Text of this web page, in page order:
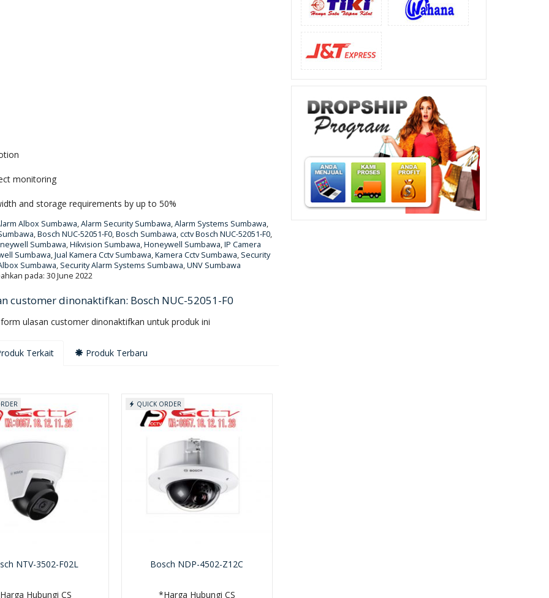
monitoring
and storage requirements by up to 50%
Albox Sumbawa,Alarm Security Sumbawa,Alarm Systems Sumbawa,
,Bosch NUC-52051-F0,Bosch Sumbawa,cctv Bosch NUC-52051-F0,
Sumbawa,Hikvision Sumbawa,Honeywell Sumbawa,IP Camera
Sumbawa,Jual Kamera Cctv Sumbawa,Kamera Cctv Sumbawa, Security
Sumbawa, Security Alarm Systems Sumbawa,UNV Sumbawa
pada: 30 June 2022
customer dinonaktifkan: Bosch NUC-52051-F0
ulasan customer dinonaktifkan untuk produk ini
Terkait Produk Terbaru
NTV-3502-F02L
Hubungi CS
QUICK ORDER
Bosch NDP-4502-Z12C
*Harga Hubungi CS